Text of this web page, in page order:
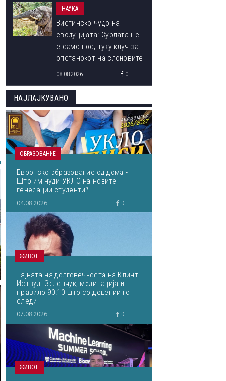
НАУКА
Вистинско чудо на
еволуцијата: Сурлата не
е само нос, туку клуч за
опстанокот на слоновите
08.08.2026 0
НАЈЛАЈКУВАНО
ОБРАЗОВАНИЕ
Европско образование од дома -
Што им нуди УКЛО на новите
генерации студенти?
04.08.2026 0
ЖИВОТ
Тајната на долговечноста на Клинт
Иствуд: Зеленчук, медитација и
правило 90:10 што со децении го
следи
07.08.2026 0
ЖИВОТ